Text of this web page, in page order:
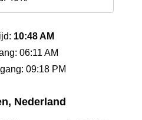
10:48 AM
06:11 AM
09:18 PM
Nederland